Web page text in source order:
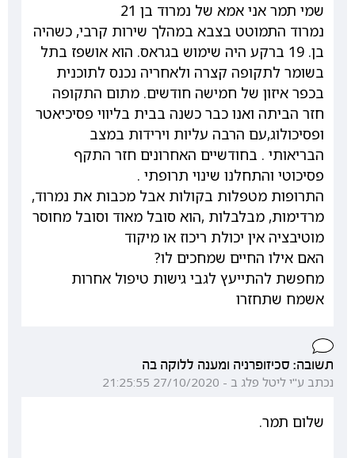
שמי תמר אני אמא של נמרוד בן 21
נמרוד התמוטט בצבא במהלך שירות קרבי, כשהיה
בן. 19 ברקע היה שימוש בגראס. הוא אושפז בתל
בשומר לתקופה קצרה ולאחריה נכנס לתוכנית
בכפר איזון של חמישה חודשים. מתום התקופה
חזר הביתה ואנו כבר כשנה בבית בליווי פסיכיאטר
ופסיכולוג,עם הרבה עליות וירידות במצב
הבריאותי . בחודשיים האחרונים חזר התקף
פסיכוטי והתחלנו שינוי תרופתי .
התרופות מטפלות בקולות אבל מכבות את נמרוד,
מרדימות, מבלבלות ,הוא סובל מאוד וסובל מחוסר
מוטיבציה אין יכולת ריכוז או מיקוד
האם אילו החיים שמחכים לו?
מחפשת להתייעץ לגבי גישות טיפול אחרות
אשמח שתחזרו
תשובה: סכיזופרניה ומענה ללוקה בה
נכתב ע"י ליטל פלג ב - 27/10/2020 21:25:55
שלום תמר.